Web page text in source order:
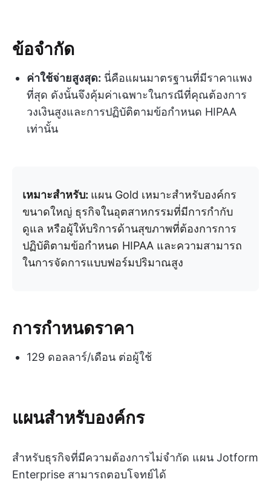
ข้อจำกัด
ค่าใช้จ่ายสูงสุด: นี่คือแผนมาตรฐานที่มีราคาแพง
ที่สุด ดังนั้นจึงคุ้มค่าเฉพาะในกรณีที่คุณต้องการ
วงเงินสูงและการปฏิบัติตามข้อกำหนด HIPAA
เท่านั้น
เหมาะสำหรับ: แผน Gold เหมาะสำหรับองค์กร
ขนาดใหญ่ ธุรกิจในอุตสาหกรรมที่มีการกำกับ
ดูแล หรือผู้ให้บริการด้านสุขภาพที่ต้องการการ
ปฏิบัติตามข้อกำหนด HIPAA และความสามารถ
ในการจัดการแบบฟอร์มปริมาณสูง
การกำหนดราคา
129 ดอลลาร์/เดือน ต่อผู้ใช้
แผนสำหรับองค์กร
สำหรับธุรกิจที่มีความต้องการไม่จำกัด แผน Jotform
Enterprise สามารถตอบโจทย์ได้